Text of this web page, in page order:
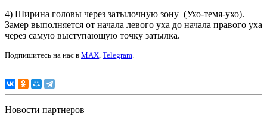
4) Ширина головы через затылочную зону (Ухо-темя-ухо).
Замер выполняется от начала левого уха до начала правого уха
через самую выступающую точку затылка.
Подпишитесь на нас в MAX, Telegram.
Новости партнеров